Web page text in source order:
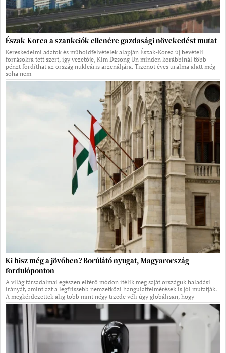
Észak-Korea a szankciók ellenére gazdasági növekedést mutat
Kereskedelmi adatok és műholdfelvételek alapján Észak-Korea új bevételi
forrásokra tett szert, így vezetője, Kim Dzsong Un minden korábbinál több
pénzt fordíthat az ország nukleáris arzenáljára. Tizenöt éves uralma alatt még
soha nem
Ki hisz még a jövőben? Borúlátó nyugat, Magyarország
fordulóponton
A világ társadalmai egészen eltérő módon ítélik meg saját országuk haladási
irányát, amint azt a legfrissebb nemzetközi hangulatfelmérések is jól mutatják.
A megkérdezettek alig több mint négy tizede véli úgy globálisan, hogy